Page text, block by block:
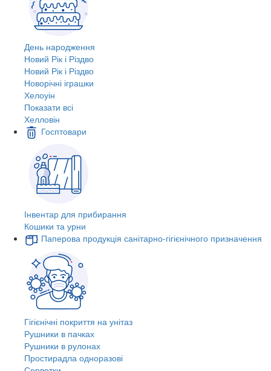
День народження
Новий Рік і Різдво
Новий Рік і Різдво
Новорічні іграшки
Хелоуін
Показати всі
Хелловін
Госптовари
Інвентар для прибирання
Кошики та урни
Паперова продукція санітарно-гігієнічного призначення
Гігієнічні покриття на унітаз
Рушники в пачках
Рушники в рулонах
Простирадла одноразові